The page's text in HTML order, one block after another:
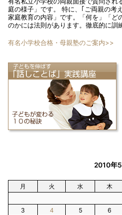
庭の様子」です。 特に、｢ご両親の考
家庭教育の内容」です。「何を」「ど
のかには法則があります。徹底的に訓
有名小学校合格・母親塾のご案内>>
2010年5
月 火 水 木
3
4 5 6